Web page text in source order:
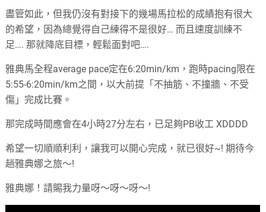
盡管如此，但我仍沒有對接下的幾場馬拉松的成績抱有很大
的希望，因為總覺得自己練得不是很好… 而且速度訓練不
足…. 那就降底目標，輕鬆面對吧….
雅典馬全程average pace定在6:20min/km，跑時pacing限在
5:55-6:20min/km之間，以大前提「不抽筋、不撞牆、不受
傷」完成比賽。
那完成時間應會在4小時27分左右，已足夠PB收工 XDDDD
希望一切順順利利，讓我可以開心完成，就已很好~! 期待今
趟雅典娜之旅～!
雅典娜！請賜我力量呀～呀～呀～!